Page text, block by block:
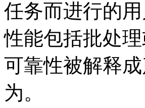
任务而进行的
性能包括批处
可靠性被解释
为。